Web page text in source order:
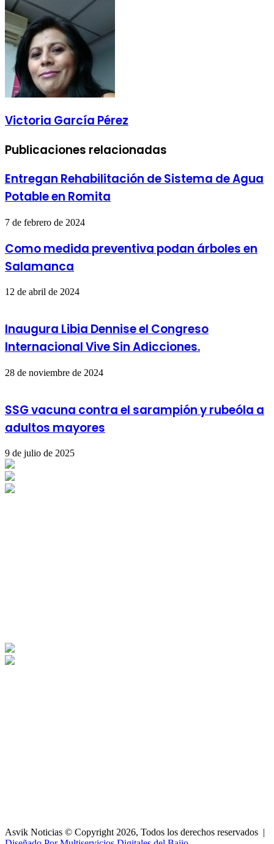
electrónico
Victoria García Pérez
Publicaciones relacionadas
Entregan Rehabilitación de Sistema de Agua
Potable en Romita
7 de febrero de 2024
Como medida preventiva podan árboles en
Salamanca
12 de abril de 2024
Inaugura Libia Dennise el Congreso
Internacional Vive Sin Adicciones.
28 de noviembre de 2024
SSG vacuna contra el sarampión y rubeóla a
adultos mayores
9 de julio de 2025
Asvik Noticias © Copyright 2026, Todos los derechos reservados |